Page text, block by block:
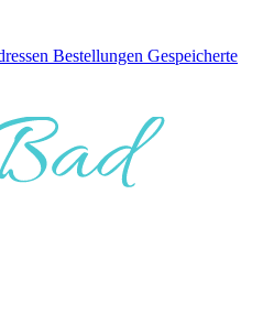
Bestellungen Gespeicherte